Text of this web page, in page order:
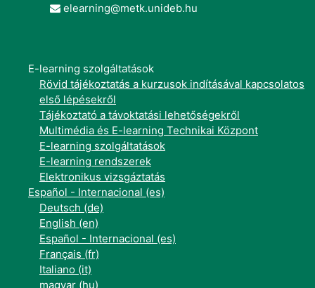
elearning@metk.unideb.hu
E-learning szolgáltatások
Rövid tájékoztatás a kurzusok indításával kapcsolatos
első lépésekről
Tájékoztató a távoktatási lehetőségekről
Multimédia és E-learning Technikai Központ
E-learning szolgáltatások
E-learning rendszerek
Elektronikus vizsgáztatás
Español - Internacional ‎(es)‎
Deutsch ‎(de)‎
English ‎(en)‎
Español - Internacional ‎(es)‎
Français ‎(fr)‎
Italiano ‎(it)‎
magyar ‎(hu)‎